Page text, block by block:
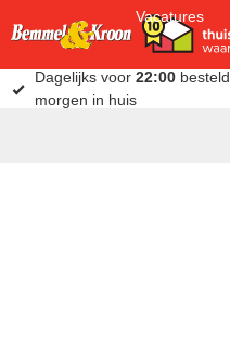
Vacatures
Dagelijks voor22:00 besteld,
morgen in huis